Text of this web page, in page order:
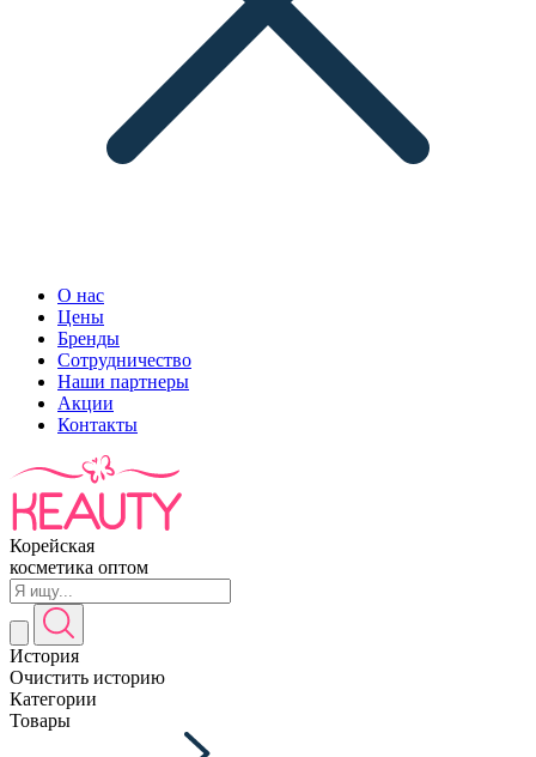
О нас
Цены
Бренды
Сотрудничество
Наши партнеры
Акции
Контакты
Корейская
косметика оптом
История
Очистить историю
Категории
Товары